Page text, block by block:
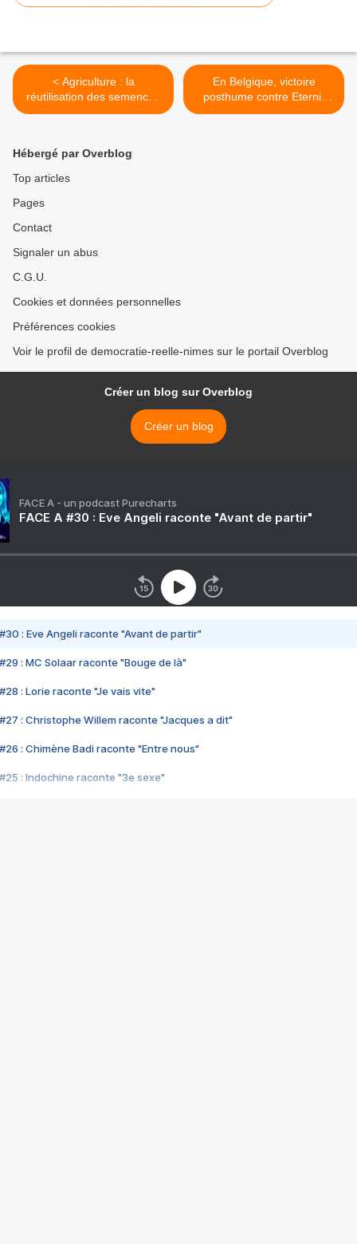
< Agriculture : la
réutilisation des semences
sera sanctionnée
En Belgique, victoire
posthume contre Eternit
d'une victime de l'amiante >
Hébergé par Overblog
Top articles
Pages
Contact
Signaler un abus
C.G.U.
Cookies et données personnelles
Préférences cookies
Voir le profil de democratie-reelle-nimes sur le portail Overblog
Créer un blog sur Overblog
Créer un blog
FACE A - un podcast Purecharts
FACE A #30 : Eve Angeli raconte "Avant de partir"
#30 : Eve Angeli raconte "Avant de partir"
#29 : MC Solaar raconte "Bouge de là"
#28 : Lorie raconte "Je vais vite"
#27 : Christophe Willem raconte "Jacques a dit"
#26 : Chimène Badi raconte "Entre nous"
#25 : Indochine raconte "3e sexe"